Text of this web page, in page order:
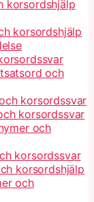
korsordshjälp
korsordshjälp
och
korsordssvar
korsordssvar
och
korsordssvar
korsordshjälp
och